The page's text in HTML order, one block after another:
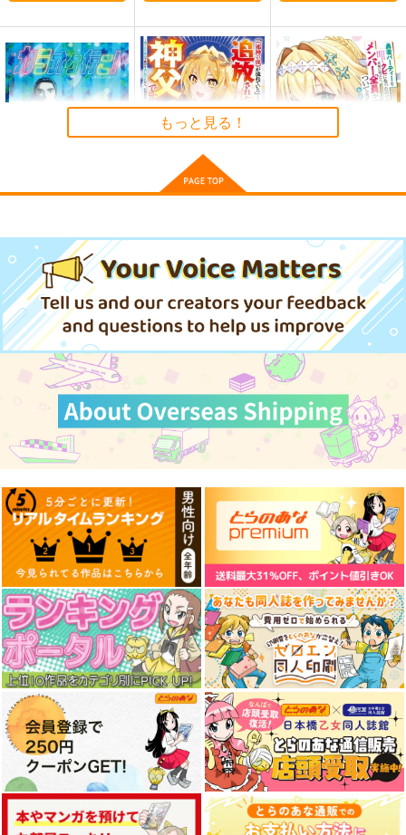
ジュアルガイド
KADOKAWA
2,640円 （税込）
サンプル
作品詳細
ている」と言われ、神
聖教会を追放された神
父です。 理不尽な理
由で教会を追い出され
たら、信仰対象の女神
様も一緒についてきち
ゃいました 1
ぶんか社
サンプル
作品詳細
になったので故郷に帰
ったら、メンバー全員
がついてきたんだが 2
KADOKAWA
924 （税込）
サンプル
作品詳細
もっと見る！